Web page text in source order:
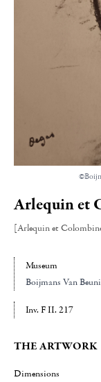
Arlequin et
[Arlequin et
Museum
Boijmans Van
Inv. F II. 217
THE ARTWORK
Dimensions